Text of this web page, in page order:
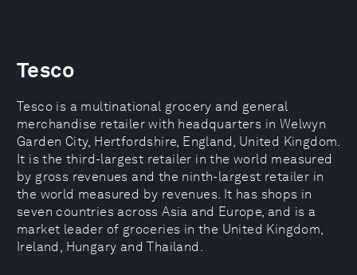
Tesco
Tesco is a multinational grocery and general
merchandise retailer with headquarters in Welwyn
Garden City, Hertfordshire, England, United Kingdom.
It is the third-largest retailer in the world measured
by gross revenues and the ninth-largest retailer in
the world measured by revenues. It has shops in
seven countries across Asia and Europe, and is a
market leader of groceries in the United Kingdom,
Ireland, Hungary and Thailand.